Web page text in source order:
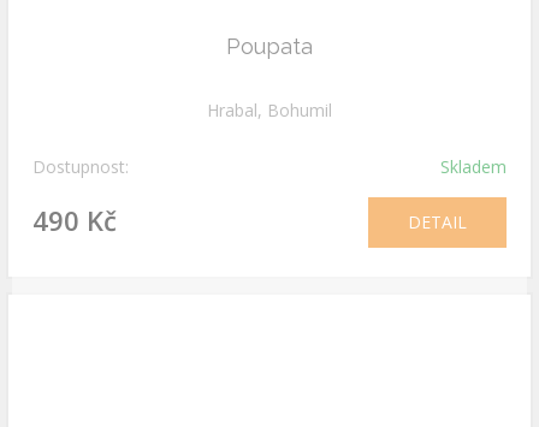
Poupata
Hrabal, Bohumil
Dostupnost: Skladem
490 Kč DETAIL